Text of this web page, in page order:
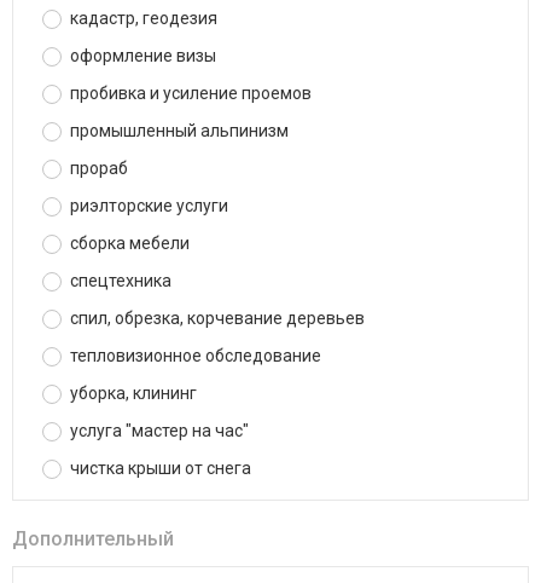
кадастр, геодезия
оформление визы
пробивка и усиление проемов
промышленный альпинизм
прораб
риэлторские услуги
сборка мебели
спецтехника
спил, обрезка, корчевание деревьев
тепловизионное обследование
уборка, клининг
услуга "мастер на час"
чистка крыши от снега
Дополнительный